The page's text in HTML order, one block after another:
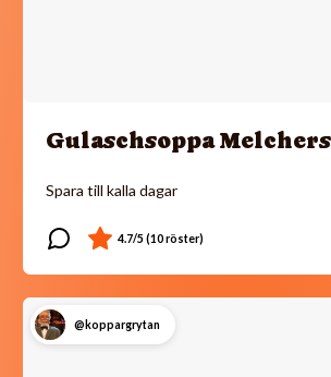
Gulaschsoppa
Spara till kalla dagar
@koppargrytan